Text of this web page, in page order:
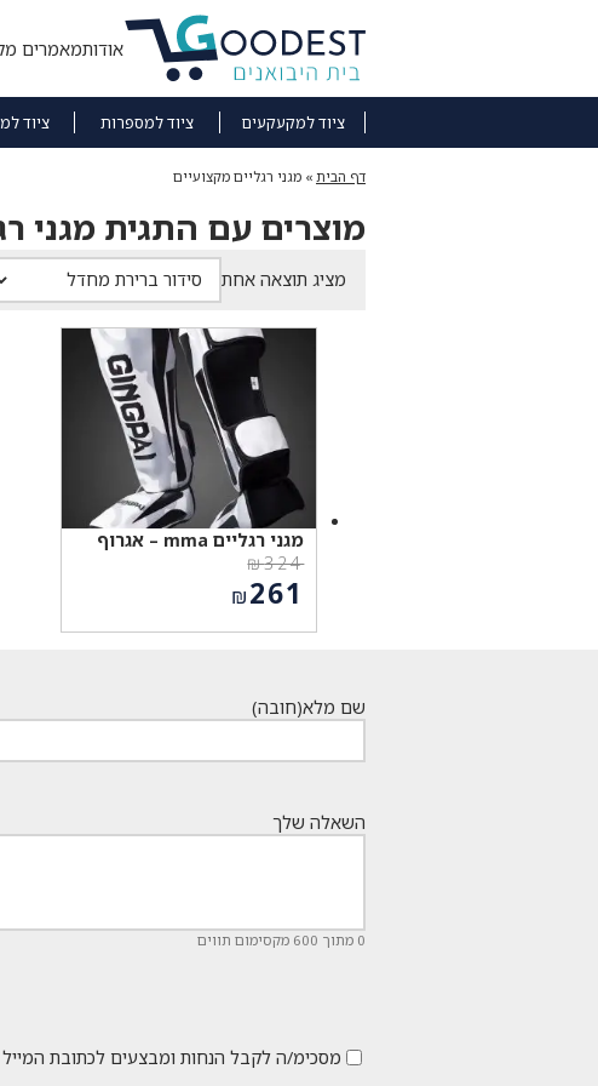
אודותמאמרים
ציוד למקעקעים ציוד למספרות ציוד
דף הבית » מגני רגליים מקצועיים
מוצרים עם התגית מגני
מציג תוצאה אחת
מגני רגליים mma – אגרוף
₪324
המחיר
המקורי
היה:
₪261
שם מלא(חובה)
השאלה שלך
0 מתוך 600 מקסימום תווים
מסכימ/ה לקבל הנחות ומבצעים לכתובת המייל